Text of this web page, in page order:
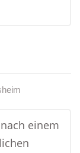
einem